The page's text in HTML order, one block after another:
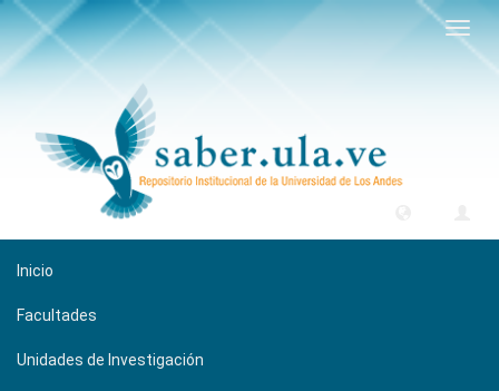
Inicio
Facultades
Unidades de Investigación